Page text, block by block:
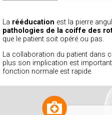
La rééducation est la pierre
pathologies de la coiffe des
que le patient soit opéré ou pas.
La collaboration du patient dans
plus son implication est
fonction normale est rapide.